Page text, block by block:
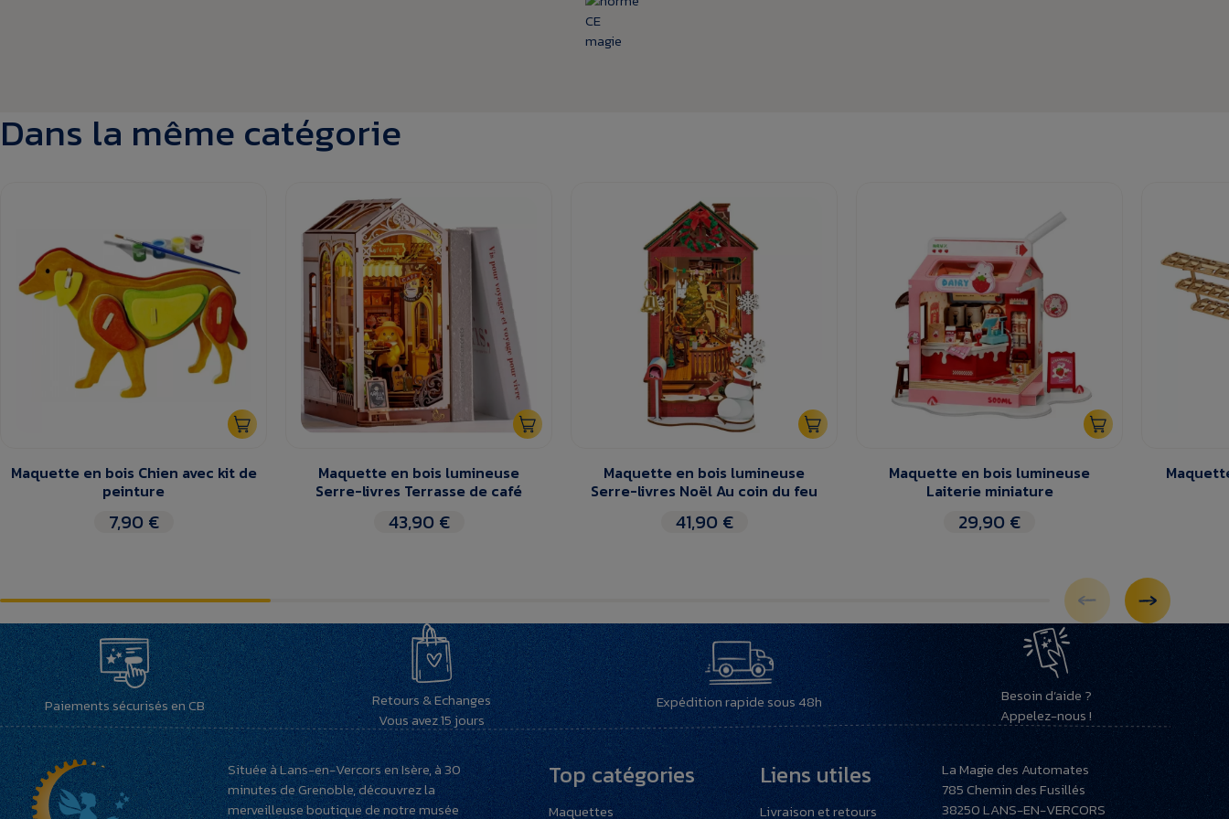
Dans la même catégorie
Maquette en bois Chien avec kit de
peinture
7,90 €
Maquette en bois lumineuse
Serre-livres Terrasse de café
43,90 €
Maquette en bois lumineuse
Serre-livres Noël Au coin du feu
41,90 €
Maquette en bois lumineuse
Laiterie miniature
29,90 €
Paiements sécurisés en CB
Retours & Echanges
Vous avez 15 jours
Expédition rapide sous 48h
Besoin d’aide ?
Appelez-nous !
Située à Lans-en-Vercors en Isère, à 30
minutes de Grenoble, découvrez la
merveilleuse boutique de notre musée
Top catégories
Maquettes
Liens utiles
Livraison et retours
La Magie des Automates
785 Chemin des Fusillés
38250LANS-EN-VERCORS